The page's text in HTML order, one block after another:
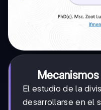
El estudio de la
desarrollarse en el